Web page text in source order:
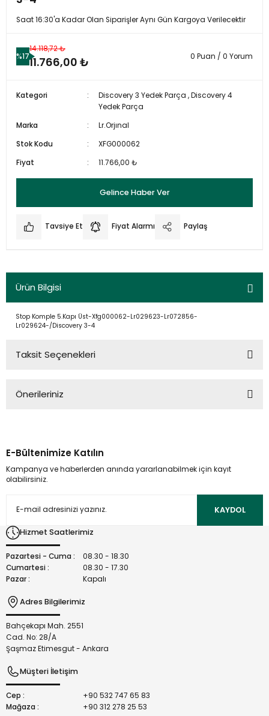
Saat 16:30'a Kadar Olan Siparişler Aynı Gün Kargoya Verilecektir
%17
14.118,72 ₺
11.766,00 ₺ 0 Puan / 0 Yorum
Kategori Discovery 3 Yedek Parça ,Discovery 4
Yedek Parça
Marka
Lr.Orjınal
Stok Kodu
XFG000062
Fiyat
11.766,00 ₺
Gelince Haber Ver
Tavsiye Et Fiyat Alarmı Paylaş
Ürün Bilgisi
Stop Komple 5.Kapı Üst-Xfg000062-Lr029623-Lr072856-
Lr029624-/Discovery 3-4
Taksit Seçenekleri
Önerileriniz
kullanarak tarafımıza iletebilirsiniz.
Görüş ve önerileriniz için teşekkür ederiz.
Ürün açıklamasında eksik bilgiler bulunuyor.
Bu ürüne benzer farklı alternatifler olmalı.
E-Bültenimize Katılın
Kampanya ve haberlerden anında yararlanabilmek için kayıt
olabilirsiniz.
KAYDOL
Hizmet Saatlerimiz
Pazartesi - Cuma :
08.30 - 18.30
Cumartesi :
08.30 - 17.30
Pazar :
Kapalı
Adres Bilgilerimiz
Bahçekapı Mah. 2551
Cad. No: 28/A
Şaşmaz Etimesgut - Ankara
Müşteri İletişim
Cep :
+90 532 747 65 83
Mağaza :
+90 312 278 25 53